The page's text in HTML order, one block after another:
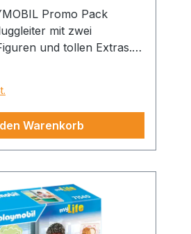
Promo Pack
mit zwei
und tollen Extras.
vs. Fluggleiter Promo
Schwinge dich
mit zwei
und drehbarer Kanone
ins Geschehen. Doch
zwei Kanonen sowie
Um eine Figur
platzieren, kann die
aufgeklappt werden.
Warenkorb